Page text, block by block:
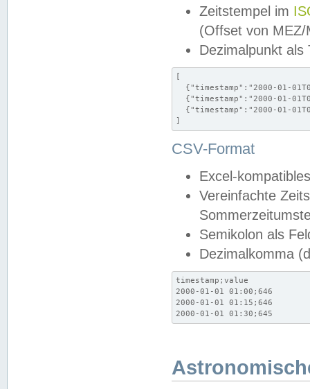
Zeitstempel im
(Offset von MEZ/
Dezimalpunkt als
[
{"timestamp":"2000-01-
{"timestamp":"2000-01-
{"timestamp":"2000-01-
]
CSV-Format
Excel-
Vereinfachte
Semikolon als
Dezimalkomma
timestamp;value
2000-01-01 01:00;646
2000-01-01 01:15;646
2000-01-01 01:30;645